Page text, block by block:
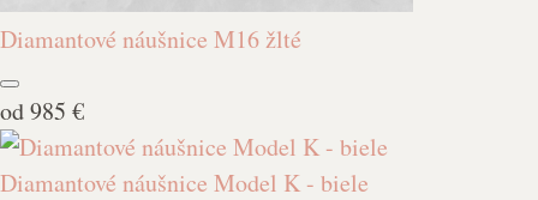
Diamantové náušnice M16 žlté
od985 €
Diamantové náušnice Model K - biele